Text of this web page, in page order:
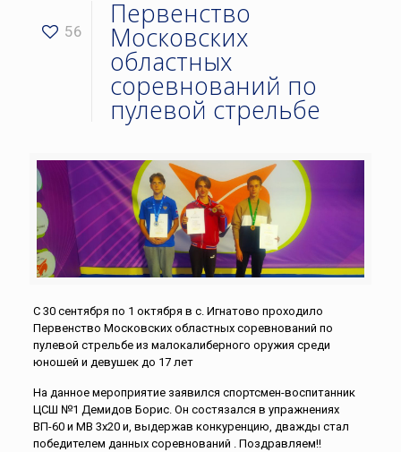
56
Первенство
Московских
областных
соревнований по
пулевой стрельбе
С 30 сентября по 1 октября в с. Игнатово проходило
Первенство Московских областных соревнований по
пулевой стрельбе из малокалиберного оружия среди
юношей и девушек до 17 лет
На данное мероприятие заявился спортсмен-воспитанник
ЦСШ №1 Демидов Борис. Он состязался в упражнениях
ВП-60 и МВ 3х20 и, выдержав конкуренцию, дважды стал
победителем данных соревнований . Поздравляем!!